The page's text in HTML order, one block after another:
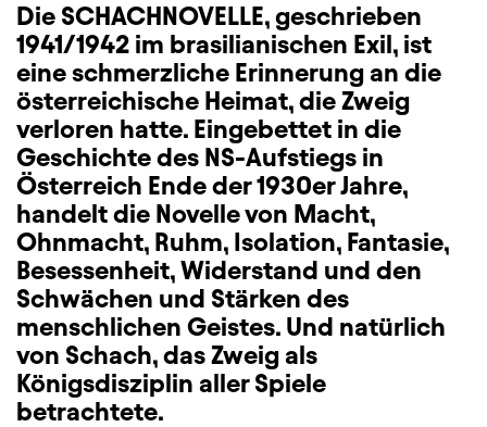
Die SCHACHNOVELLE, geschrieben
1941/1942 im brasilianischen Exil, ist
eine schmerzliche Erinnerung an die
österreichische Heimat, die Zweig
verloren hatte. Eingebettet in die
Geschichte des NS-Aufstiegs in
Österreich Ende der 1930er Jahre,
handelt die Novelle von Macht,
Ohnmacht, Ruhm, Isolation, Fantasie,
Besessenheit, Widerstand und den
Schwächen und Stärken des
menschlichen Geistes. Und natürlich
von Schach, das Zweig als
Königsdisziplin aller Spiele
betrachtete.